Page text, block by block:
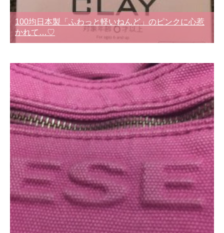
100均日本製「ふわっと軽いねんど」のピンクに心惹
かれて…♡